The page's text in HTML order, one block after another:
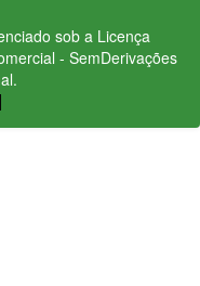
sob a Licença
- SemDerivações